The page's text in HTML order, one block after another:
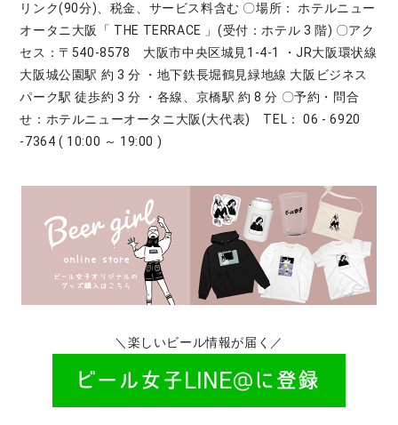
リンク(90分)、税金、サービス料含む 〇場所： ホテルニュー
オータニ大阪「 THE TERRACE 」(受付：ホテル 3 階) 〇アク
セス：〒540-8578 大阪市中央区城見1-4-1 ・JR大阪環状線
大阪城公園駅 約 3 分 ・地下鉄長堀鶴見緑地線 大阪ビジネス
パーク駅 徒歩約 3 分 ・各線、京橋駅 約 8 分 〇予約・問合
せ：ホテルニューオータニ大阪(大代表) TEL： 06 - 6920
-7364 ( 10:00 ～ 19:00 )
＼楽しいビール情報が届く／